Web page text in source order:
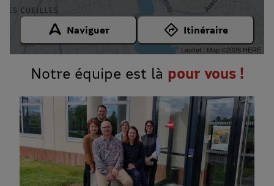
Leaflet | Map ©2026 HERE
Naviguer Itinéraire
Notre équipe est là pour vous !